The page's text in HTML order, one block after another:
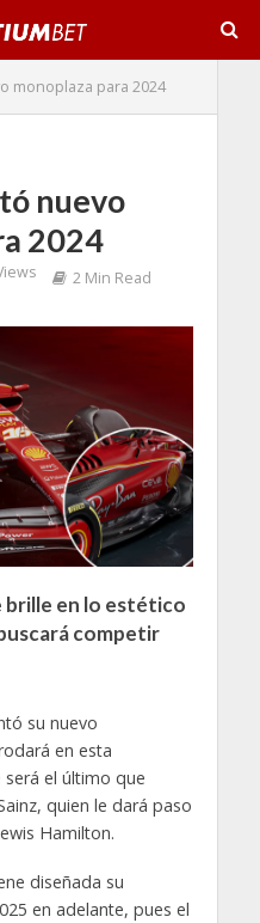
monoplaza para 2024
nuevo
2024
2 Min Read
brille en lo estético
competir
su nuevo
en esta
el último que
quien le dará paso
Hamilton.
diseñada su
en adelante, pues el